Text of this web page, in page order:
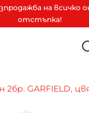
на всичко
отстъпка!
2бр. GARFIELD,